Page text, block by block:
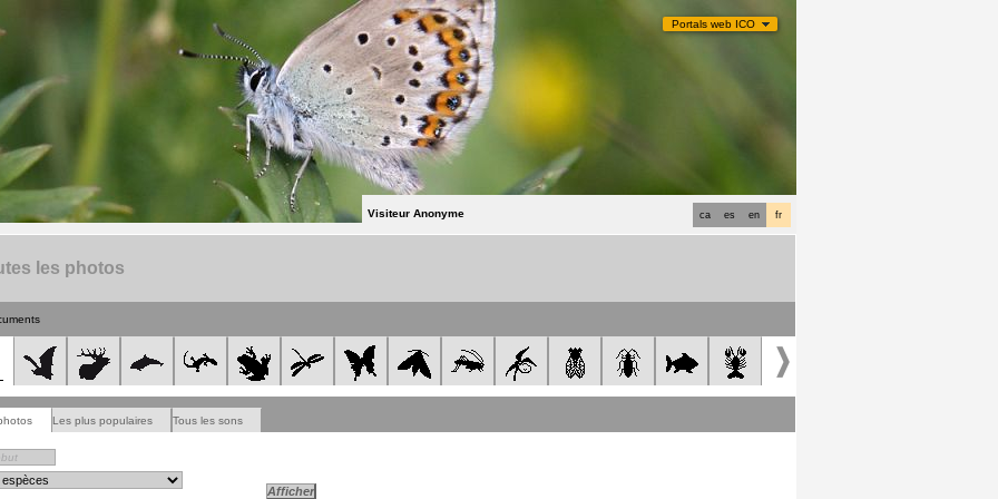
Portals web ICO
fr
en
es
ca
Visiteur Anonyme
les photos
Les plus populaires Tous les sons